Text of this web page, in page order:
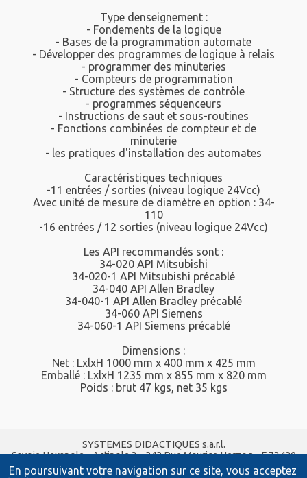
En poursuivant votre navigation sur ce site, vous acceptez
Type denseignement :
- Fondements de la logique
- Bases de la programmation automate
- Développer des programmes de logique à relais
- programmer des minuteries
- Compteurs de programmation
- Structure des systèmes de contrôle
- programmes séquenceurs
- Instructions de saut et sous-routines
- Fonctions combinées de compteur et de
minuterie
- les pratiques d'installation des automates
Caractéristiques techniques
-11 entrées / sorties (niveau logique 24Vcc)
Avec unité de mesure de diamètre en option : 34-
110
-16 entrées / 12 sorties (niveau logique 24Vcc)
Les API recommandés sont :
34-020 API Mitsubishi
34-020-1 API Mitsubishi précablé
34-040 API Allen Bradley
34-040-1 API Allen Bradley précablé
34-060 API Siemens
34-060-1 API Siemens précablé
Dimensions :
Net : LxlxH 1000 mm x 400 mm x 425 mm
Emballé : LxlxH 1235 mm x 855 mm x 820 mm
Poids : brut 47 kgs, net 35 kgs
SYSTEMES DIDACTIQUES s.a.r.l.
Savoie Hexapole - Actipole 3 - 242 Rue Maurice Herzog - F 73420
VIVIERS DU LAC